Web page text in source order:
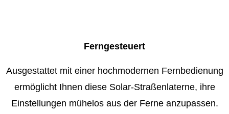
Ferngesteuert
Ausgestattet mit einer hochmodernen Fernbedienung
ermöglicht Ihnen diese Solar-Straßenlaterne, ihre
Einstellungen mühelos aus der Ferne anzupassen.